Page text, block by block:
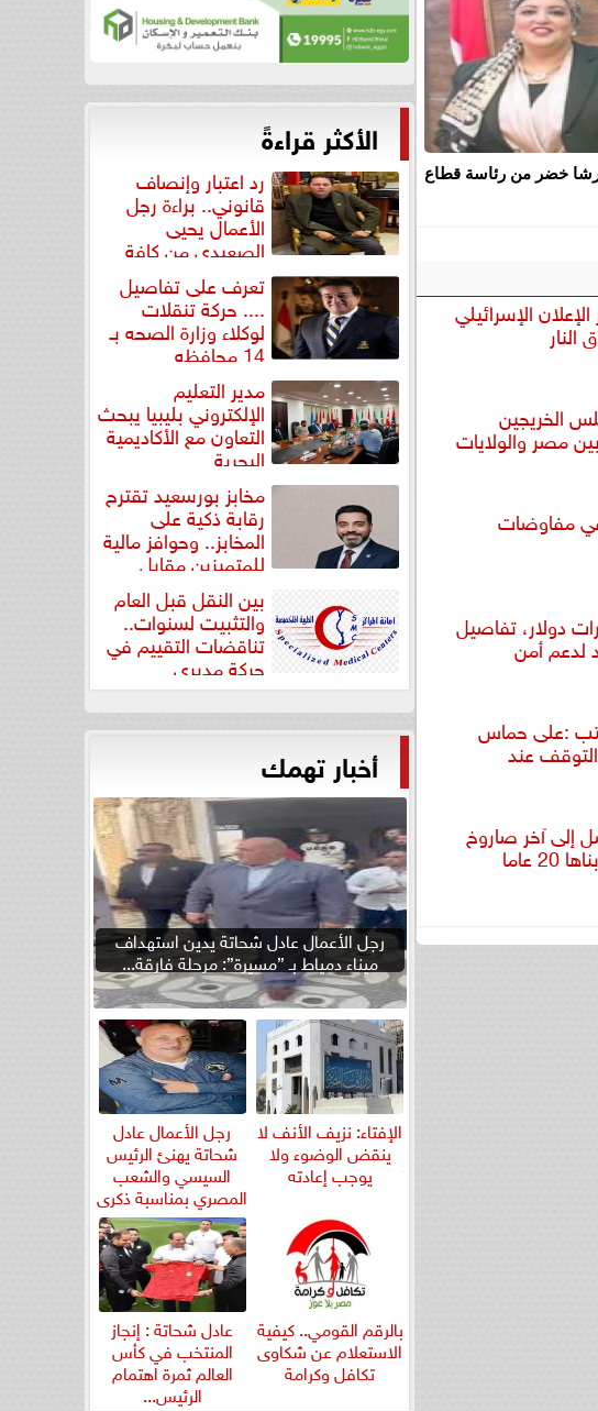
رشا خضر من رئاسة قطاع
الإسرائيلي
الخريجين
مصر والولايات
مفاوضات
بـ 8 مليارات دولار، تفاصيل
لدعم أمن
:على حماس
عند
إلى آخر صاروخ
عاما
الأكثر قراءةً
رد اعتبار وإنصاف
قانوني.. براءة رجل
الأعمال يحيى
الصعيدي من كافة
التهم... تعرف على تفاصيل
.... حركة تنقلات
لوكلاء وزارة الصحه بـ
14 محافظه
مدير التعليم
الإلكتروني بليبيا يبحث
التعاون مع الأكاديمية
البحرية
مخابز بورسعيد تقترح
رقابة ذكية على
المخابز.. وحوافز مالية
للمتميزين مقابل
بين النقل قبل العام
والتثبيت لسنوات..
تناقضات التقييم في
حركة مديري
”مستشفيات...
أخبار تهمك
رجل الأعمال عادل شحاتة يدين استهداف
ميناء دمياط بـ ”مسيرة”: مرحلة فارقة...
الإفتاء: نزيف الأنف لا
ينقض الوضوء ولا
يوجب إعادته
رجل الأعمال عادل
شحاتة يهنئ الرئيس
السيسي والشعب
المصري بمناسبة ذكرى
ثورة...
بالرقم القومي.. كيفية
الاستعلام عن شكاوى
تكافل وكرامة
عادل شحاتة : إنجاز
المنتخب في كأس
العالم ثمرة اهتمام
الرئيس...